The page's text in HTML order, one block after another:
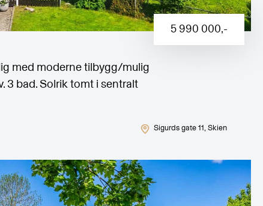
5 990 000,-
med moderne tilbygg/mulig
3 bad. Solrik tomt i sentralt
Sigurds gate 11, Skien